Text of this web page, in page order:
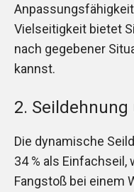
Vielseitigkeit bietet
nach gegebener
kannst.
2.
Die dynamische
34 % als
Fangstoß bei einem